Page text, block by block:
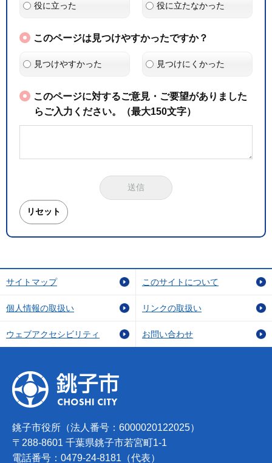
役に立った 役に立たなかった
このページは見つけやすかったですか？
見つけやすかった 見つけにくかった
このページに対するご意見・ご要望がありました
らご入力ください。（最大150文字）
サイトマップ このサイトについて
個人情報の取扱い リンクの取扱い
ウェブアクセシビリティ お問い合わせ
銚子市役所（法人番号：6000020122025）
〒288-8601 千葉県銚子市若宮町1-1
電話番号：0479-24-8181（代表）